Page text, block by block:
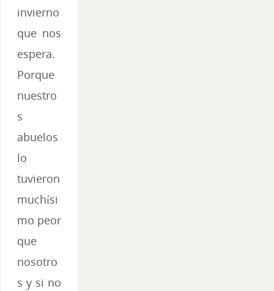
invierno
que nos
espera.
Porque
nuestro
s
abuelos
lo
tuvieron
muchísi
mo peor
que
nosotro
s y si no